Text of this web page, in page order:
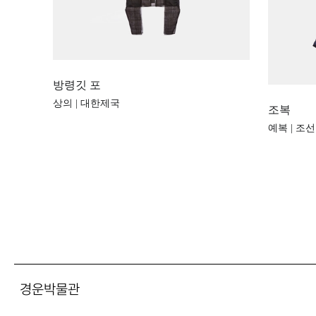
방령깃 포
상의 | 대한제국
조복
예복 | 조선
경운박물관